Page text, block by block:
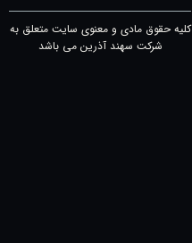
کلیه حقوق مادی و معنوی سایت متعلق به
شرکت سهند آذرین می باشد